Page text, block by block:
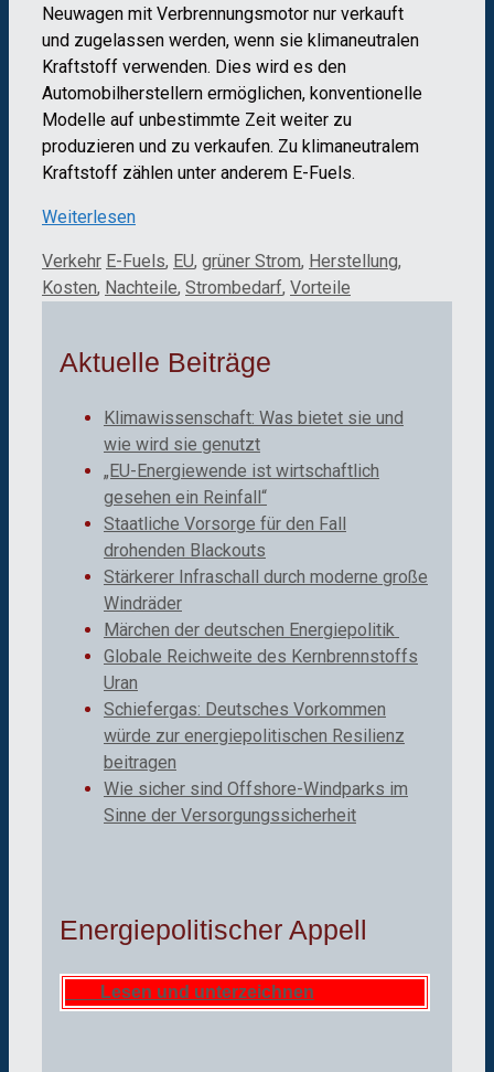
Neuwagen mit Verbrennungsmotor nur verkauft
und zugelassen werden, wenn sie klimaneutralen
Kraftstoff verwenden. Dies wird es den
Automobilherstellern ermöglichen, konventionelle
Modelle auf unbestimmte Zeit weiter zu
produzieren und zu verkaufen. Zu klimaneutralem
Kraftstoff zählen unter anderem E-Fuels.
Weiterlesen
Kategorien
Verkehr Schlagwörter
E-Fuels, EU, grüner Strom, Herstellung,
Kosten, Nachteile, Strombedarf, Vorteile
Aktuelle Beiträge
Klimawissenschaft: Was bietet sie und
wie wird sie genutzt
„EU-Energiewende ist wirtschaftlich
gesehen ein Reinfall“
Staatliche Vorsorge für den Fall
drohenden Blackouts
Stärkerer Infraschall durch moderne große
Windräder
Märchen der deutschen Energiepolitik
Globale Reichweite des Kernbrennstoffs
Uran
Schiefergas: Deutsches Vorkommen
würde zur energiepolitischen Resilienz
beitragen
Wie sicher sind Offshore-Windparks im
Sinne der Versorgungssicherheit
Energiepolitischer Appell
Lesen und unterzeichnen